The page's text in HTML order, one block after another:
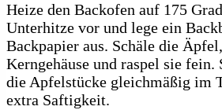
Heize den Backofen auf 175
Unterhitze vor und lege ein
Backpapier aus. Schäle die
Kerngehäuse und raspel sie
die Apfelstücke gleichmäßig im
extra Saftigkeit.